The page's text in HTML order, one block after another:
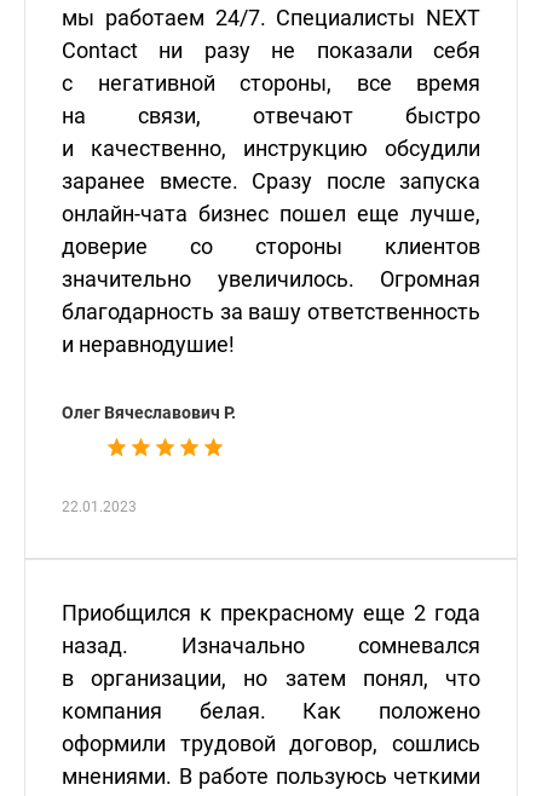
мы работаем 24/7. Специалисты NEXT
Contact ни разу не показали себя
с негативной стороны, все время
на связи, отвечают быстро
и качественно, инструкцию обсудили
заранее вместе. Сразу после запуска
онлайн-чата бизнес пошел еще лучше,
доверие со стороны клиентов
значительно увеличилось. Огромная
благодарность за вашу ответственность
и неравнодушие!
Олег Вячеславович Р.
22.01.2023
Приобщился к прекрасному еще 2 года
назад. Изначально сомневался
в организации, но затем понял, что
компания белая. Как положено
оформили трудовой договор, сошлись
мнениями. В работе пользуюсь четкими